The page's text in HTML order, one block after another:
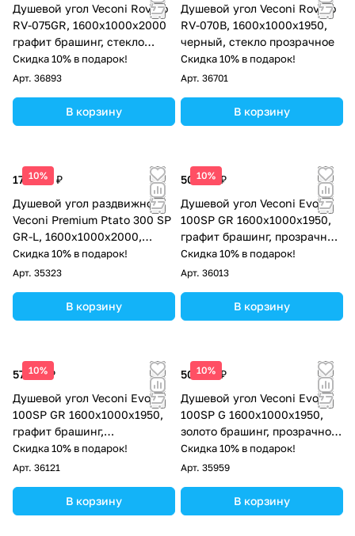
Душевой угол Veconi Rovigo
RV-075GR, 1600х1000х2000
графит брашинг, стекло
прозрачное
Скидка 10% в подарок!
Арт. 36893
В корзину
Душевой угол Veconi Rovigo
RV-070B, 1600х1000х1950,
черный, стекло прозрачное
Скидка 10% в подарок!
Арт. 36701
В корзину
10%
178 051 ₽
Душевой угол раздвижной
Veconi Premium Ptato 300 SP
GR-L, 1600х1000x2000,
брашированный графит,
стекло прозрачное
Скидка 10% в подарок!
Арт. 35323
В корзину
10%
50 542 ₽
Душевой угол Veconi Evo
100SP GR 1600х1000x1950,
графит брашинг, прозрачное
стекло
Скидка 10% в подарок!
Арт. 36013
В корзину
10%
57 575 ₽
Душевой угол Veconi Evo
100SP GR 1600х1000x1950,
графит брашинг,
тонированное стекло
Скидка 10% в подарок!
Арт. 36121
В корзину
10%
50 542 ₽
Душевой угол Veconi Evo
100SP G 1600х1000x1950,
золото брашинг, прозрачное
стекло
Скидка 10% в подарок!
Арт. 35959
В корзину